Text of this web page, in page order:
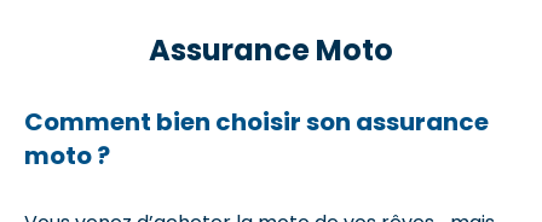
Assurance Moto
Comment bien choisir son assurance
moto ?